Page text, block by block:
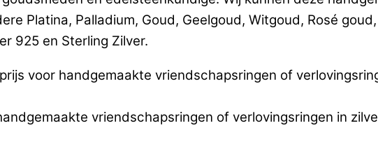
Platina, Palladium, Goud, Geelgoud, Witgoud, Rosé
925 en Sterling Zilver.
voor handgemaakte vriendschapsringen of
vriendschapsringen of verlovingsringen in